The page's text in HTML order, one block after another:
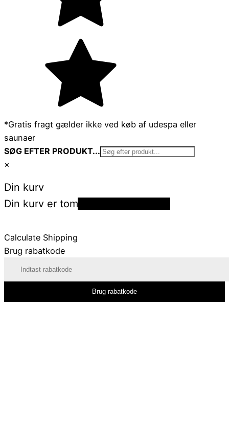
*Gratis fragt gælder ikke ved køb af udespa eller
saunaer
SØG EFTER PRODUKT...
×
Din kurv
Din kurv er tom
Calculate Shipping
Brug rabatkode
Brug rabatkode